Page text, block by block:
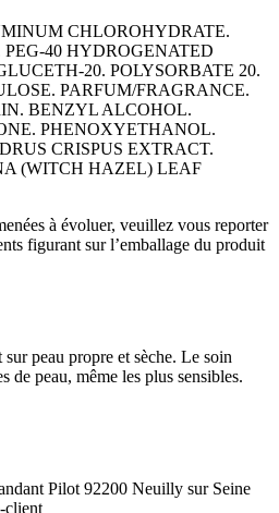
CHLOROHYDRATE.
40 HYDROGENATED
20. POLYSORBATE 20.
PARFUM/FRAGRANCE.
BENZYL ALCOHOL.
PHENOXYETHANOL.
CRISPUS EXTRACT.
(WITCH HAZEL) LEAF
à évoluer, veuillez vous reporter
figurant sur l’emballage du produit
peau propre et sèche. Le soin
de peau, même les plus sensibles.
Pilot 92200 Neuilly sur Seine
client